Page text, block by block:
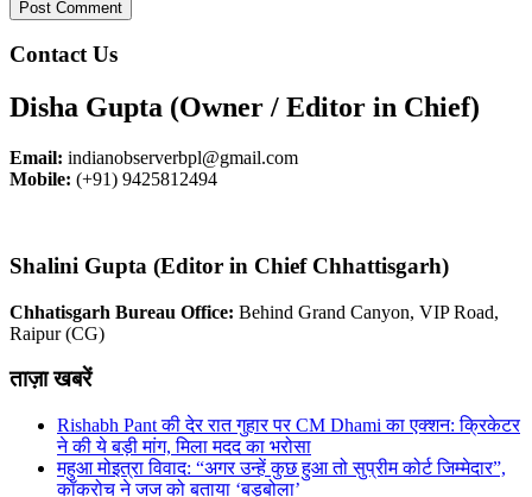
Contact Us
Disha Gupta (Owner / Editor in Chief)
Email: indianobserverbpl@gmail.com
Mobile: (+91) 9425812494
Shalini Gupta (Editor in Chief Chhattisgarh)
Chhatisgarh Bureau Office: Behind Grand Canyon, VIP Road,
Raipur (CG)
ताज़ा खबरें
Rishabh Pant की देर रात गुहार पर CM Dhami का एक्शन: क्रिकेटर
ने की ये बड़ी मांग, मिला मदद का भरोसा
महुआ मोइत्रा विवाद: “अगर उन्हें कुछ हुआ तो सुप्रीम कोर्ट जिम्मेदार”,
कॉकरोच ने जज को बताया ‘बड़बोला’